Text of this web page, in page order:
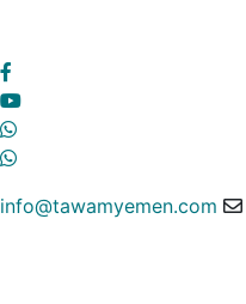
info@tawamyemen.com